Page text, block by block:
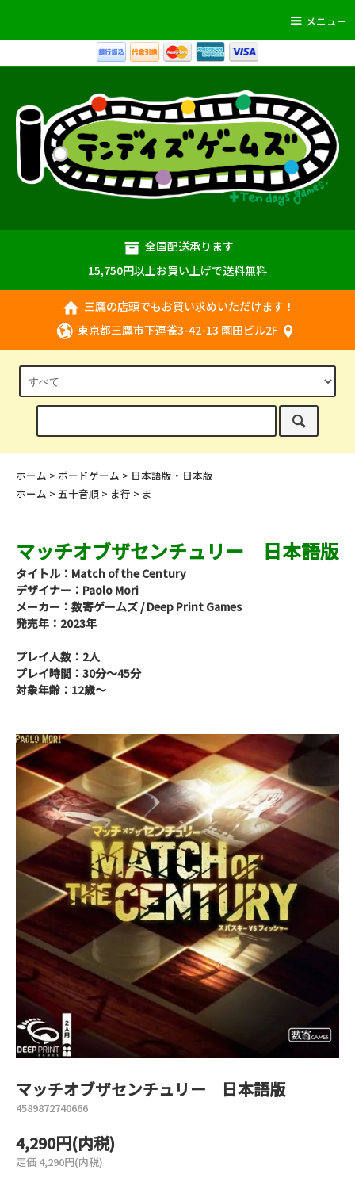
メニュー
全国配送承ります
15,750円以上お買い上げで送料無料
三鷹の店頭でもお買い求めいただけます！
東京都三鷹市下連雀3-42-13 園田ビル2F
ホーム > ボードゲーム > 日本語版・日本版
ホーム > 五十音順 > ま行 > ま
マッチオブザセンチュリー 日本語版
タイトル：Match of the Century
デザイナー：Paolo Mori
メーカー：数寄ゲームズ / Deep Print Games
発売年：2023年
プレイ人数：2人
プレイ時間：30分～45分
対象年齢：12歳～
マッチオブザセンチュリー 日本語版
4589872740666
4,290円(内税)
定価 4,290円(内税)